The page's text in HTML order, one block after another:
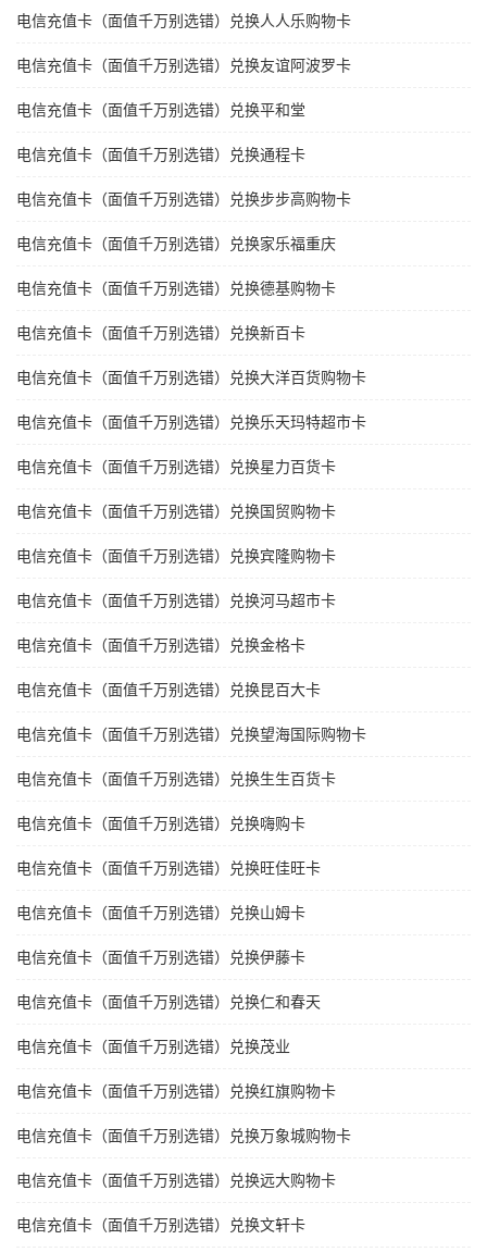
电信充值卡（面值千万别选错）兑换人人乐购物卡
电信充值卡（面值千万别选错）兑换友谊阿波罗卡
电信充值卡（面值千万别选错）兑换平和堂
电信充值卡（面值千万别选错）兑换通程卡
电信充值卡（面值千万别选错）兑换步步高购物卡
电信充值卡（面值千万别选错）兑换家乐福重庆
电信充值卡（面值千万别选错）兑换德基购物卡
电信充值卡（面值千万别选错）兑换新百卡
电信充值卡（面值千万别选错）兑换大洋百货购物卡
电信充值卡（面值千万别选错）兑换乐天玛特超市卡
电信充值卡（面值千万别选错）兑换星力百货卡
电信充值卡（面值千万别选错）兑换国贸购物卡
电信充值卡（面值千万别选错）兑换宾隆购物卡
电信充值卡（面值千万别选错）兑换河马超市卡
电信充值卡（面值千万别选错）兑换金格卡
电信充值卡（面值千万别选错）兑换昆百大卡
电信充值卡（面值千万别选错）兑换望海国际购物卡
电信充值卡（面值千万别选错）兑换生生百货卡
电信充值卡（面值千万别选错）兑换嗨购卡
电信充值卡（面值千万别选错）兑换旺佳旺卡
电信充值卡（面值千万别选错）兑换山姆卡
电信充值卡（面值千万别选错）兑换伊藤卡
电信充值卡（面值千万别选错）兑换仁和春天
电信充值卡（面值千万别选错）兑换茂业
电信充值卡（面值千万别选错）兑换红旗购物卡
电信充值卡（面值千万别选错）兑换万象城购物卡
电信充值卡（面值千万别选错）兑换远大购物卡
电信充值卡（面值千万别选错）兑换文轩卡